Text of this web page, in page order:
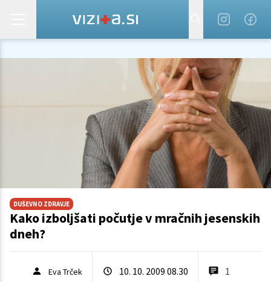
DUŠEVNO ZDRAVJE
Kako izboljšati počutje v mračnih jesenskih
dneh?
Eva Trček 10. 10. 2009 08.30 1